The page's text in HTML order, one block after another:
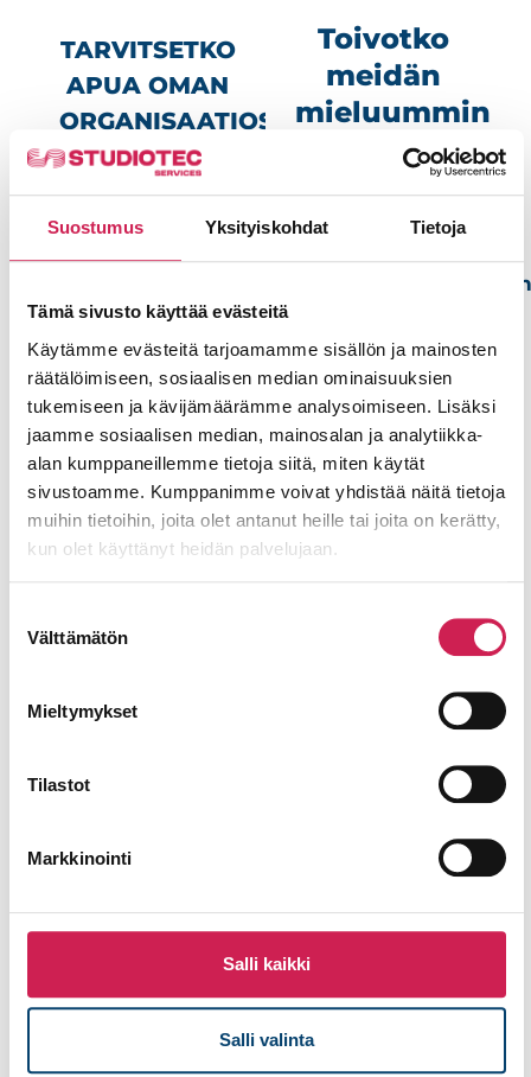
Suostumus Yksityiskohdat Tietoja
Tämä sivusto käyttää evästeitä
Käytämme evästeitä tarjoamamme sisällön ja mainosten
räätälöimiseen, sosiaalisen median ominaisuuksien
tukemiseen ja kävijämäärämme analysoimiseen. Lisäksi
jaamme sosiaalisen median, mainosalan ja analytiikka-
alan kumppaneillemme tietoja siitä, miten käytät
sivustoamme. Kumppanimme voivat yhdistää näitä tietoja
muihin tietoihin, joita olet antanut heille tai joita on kerätty,
kun olet käyttänyt heidän palvelujaan.
valinta
Välttämätön
Mieltymykset
Tilastot
Markkinointi
Salli kaikki
Salli valinta
TARVITSETKO
APUA OMAN
ORGANISAATIOSI
AV-ASIOISSA?
– Ota yhteys
Mitroon!
Mitro
Account
Executive
+358 44
554
4282
mitro.lehtinen@studiotec.fi
Toivotko
meidän
mieluummin
olevan
yhteydessä
sinuun?
Voit jättää meille
yhteydenottopyynnön
lomakkeella.
Nimi
Sähköposti
Puhelinnumero